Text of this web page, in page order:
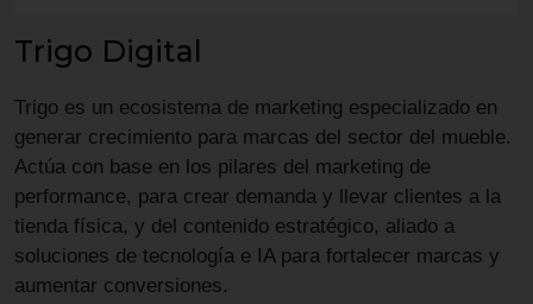
Trigo Digital
Trigo es un ecosistema de marketing especializado en
generar crecimiento para marcas del sector del mueble.
Actúa con base en los pilares del marketing de
performance, para crear demanda y llevar clientes a la
tienda física, y del contenido estratégico, aliado a
soluciones de tecnología e IA para fortalecer marcas y
aumentar conversiones.